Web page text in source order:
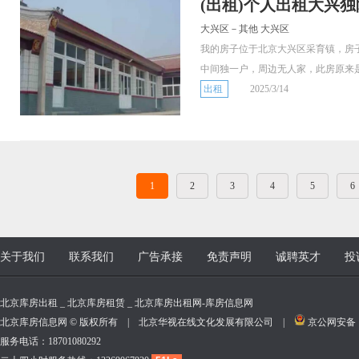
(出租)个人出租大兴
大兴区－其他 大兴区
我的房子位于北京大兴区采育镇，
中间独一户，周边无人家，此房原来
出租
2025/3/14
1 2 3 4 5 6
关于我们 联系我们 广告承接 免责声明 诚聘英才 投
北京库房出租 _ 北京库房租赁 _ 北京库房出租网-库房信息网
北京库房信息网 © 版权所有 | 北京华视在线文化发展有限公司 |
京公网安备
服务电话：18701080292